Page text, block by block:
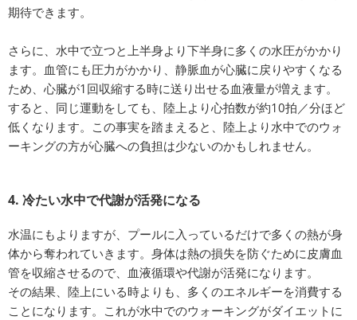
期待できます。
さらに、水中で立つと上半身より下半身に多くの水圧がかかり
ます。血管にも圧力がかかり、静脈血が心臓に戻りやすくなる
ため、心臓が1回収縮する時に送り出せる血液量が増えます。
すると、同じ運動をしても、陸上より心拍数が約10拍／分ほど
低くなります。この事実を踏まえると、陸上より水中でのウォ
ーキングの方が心臓への負担は少ないのかもしれません。
4. 冷たい水中で代謝が活発になる
水温にもよりますが、プールに入っているだけで多くの熱が身
体から奪われていきます。身体は熱の損失を防ぐために皮膚血
管を収縮させるので、血液循環や代謝が活発になります。
その結果、陸上にいる時よりも、多くのエネルギーを消費する
ことになります。これが水中でのウォーキングがダイエットに